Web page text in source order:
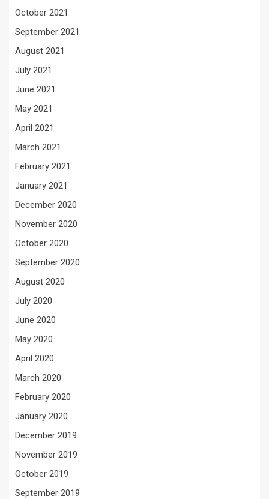
October 2021
September 2021
August 2021
July 2021
June 2021
May 2021
April 2021
March 2021
February 2021
January 2021
December 2020
November 2020
October 2020
September 2020
August 2020
July 2020
June 2020
May 2020
April 2020
March 2020
February 2020
January 2020
December 2019
November 2019
October 2019
September 2019